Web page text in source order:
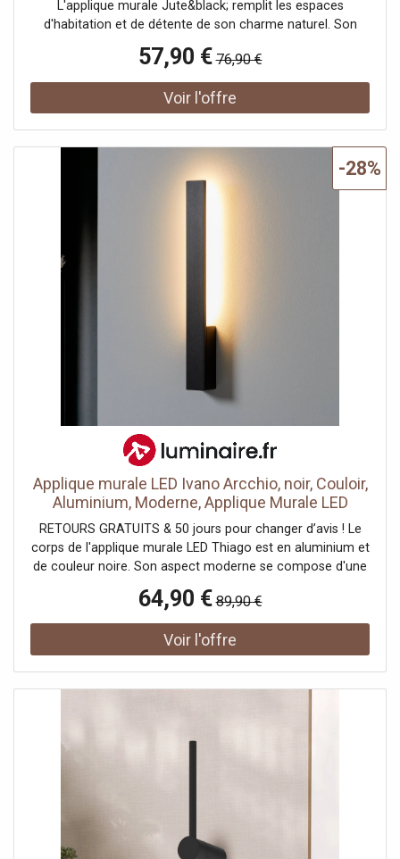
L'applique murale Jute&black; remplit les espaces
d'habitation et de détente de son charme naturel. Son
abat-jour en forme de cylindre vertical coupé en deux est
fabriqué en jute brun naturel avec des bords noirs. La
lumière est diffusée par les ouvertures supérieure et
inférieure et pénètre doucement vers l'avant à travers le
tissu de jute.
57,90 € 76,90 €
Applique murale LED Ivano Arcchio, noir, Couloir,
Aluminium, Moderne, Applique Murale LED
RETOURS GRATUITS & 50 jours pour changer d’avis ! Le
corps de l'applique murale LED Thiago est en aluminium et
de couleur noire. Son aspect moderne se compose d'une
LED qui projettent la lumière vers le mur.
64,90 € 89,90 €
-28%